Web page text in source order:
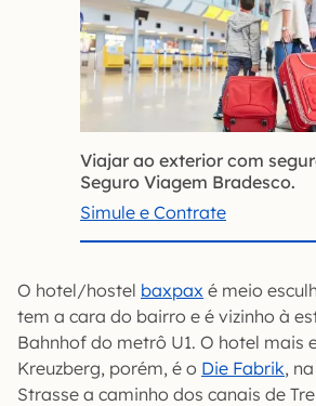
Viajar ao exterior com
Seguro Viagem Bradesco.
Simule e Contrate
O hotel/hostel baxpax é meio
tem a cara do bairro e é vizinho à
Bahnhof do metrô U1. O hotel mais
Kreuzberg, porém, é o Die Fabrik,
Strasse a caminho dos canais de